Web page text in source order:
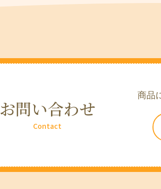
お問い合わせ
Contact
商品